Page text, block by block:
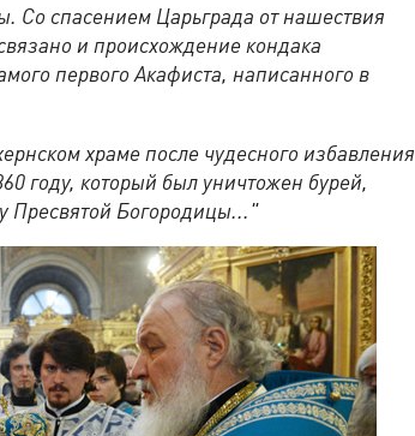
Со спасением Царьграда от нашествия
и происхождение кондака
первого Акафиста, написанного в
храме после чудесного избавления
году, который был уничтожен бурей,
Пресвятой Богородицы..."